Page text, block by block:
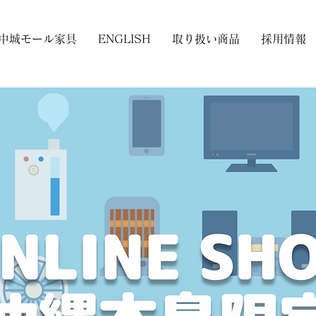
城モール家具 ENGLISH 取り扱い商品 採用情報